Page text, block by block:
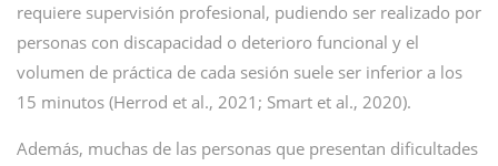
requiere supervisión profesional, pudiendo ser realizado por
personas con discapacidad o deterioro funcional y el
volumen de práctica de cada sesión suele ser inferior a los
15 minutos (Herrod et al., 2021; Smart et al., 2020).
Además, muchas de las personas que presentan dificultades